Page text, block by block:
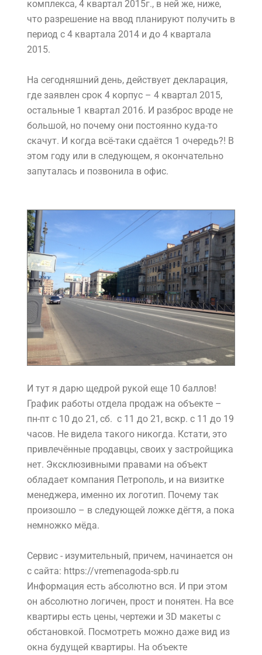
комплекса, 4 квартал 2015г., в ней же, ниже,
что разрешение на ввод планируют получить в
период с 4 квартала 2014 и до 4 квартала
2015.
На сегодняшний день, действует декларация,
где заявлен срок 4 корпус – 4 квартал 2015,
остальные 1 квартал 2016. И разброс вроде не
большой, но почему они постоянно куда-то
скачут. И когда всё-таки сдаётся 1 очередь?! В
этом году или в следующем, я окончательно
запуталась и позвонила в офис.
И тут я дарю щедрой рукой еще 10 баллов!
График работы отдела продаж на объекте –
пн-пт с 10 до 21, сб. с 11 до 21, вскр. с 11 до 19
часов. Не видела такого никогда. Кстати, это
привлечённые продавцы, своих у застройщика
нет. Эксклюзивными правами на объект
обладает компания Петрополь, и на визитке
менеджера, именно их логотип. Почему так
произошло – в следующей ложке дёгтя, а пока
немножко мёда.
Сервис - изумительный, причем, начинается он
с сайта: https://vremenagoda-spb.ru
Информация есть абсолютно вся. И при этом
он абсолютно логичен, прост и понятен. На все
квартиры есть цены, чертежи и 3D макеты с
обстановкой. Посмотреть можно даже вид из
окна будущей квартиры. На объекте